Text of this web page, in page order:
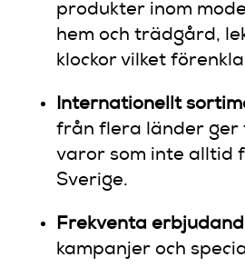
produkter inom
hem och trädgård,
klockor vilket
Internationellt
från flera länder ger
varor som inte alltid
Sverige.
Frekventa
kampanjer och